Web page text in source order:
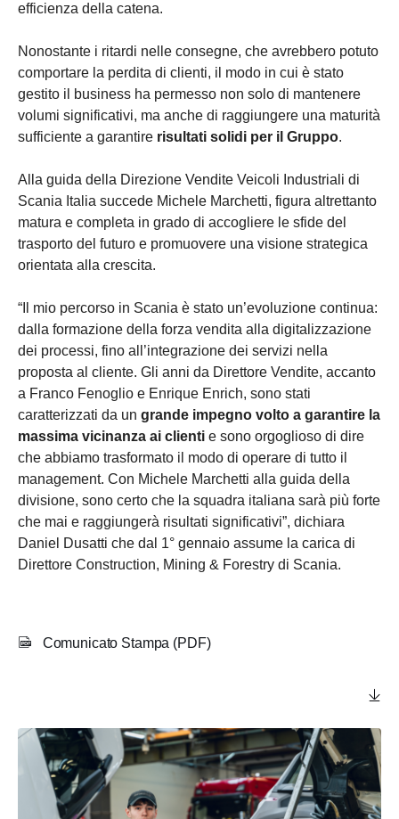
efficienza della catena.
Nonostante i ritardi nelle consegne, che avrebbero potuto
comportare la perdita di clienti, il modo in cui è stato
gestito il business ha permesso non solo di mantenere
volumi significativi, ma anche di raggiungere una maturità
sufficiente a garantire risultati solidi per il Gruppo.
Alla guida della Direzione Vendite Veicoli Industriali di
Scania Italia succede Michele Marchetti, figura altrettanto
matura e completa in grado di accogliere le sfide del
trasporto del futuro e promuovere una visione strategica
orientata alla crescita.
“Il mio percorso in Scania è stato un’evoluzione continua:
dalla formazione della forza vendita alla digitalizzazione
dei processi, fino all’integrazione dei servizi nella
proposta al cliente. Gli anni da Direttore Vendite, accanto
a Franco Fenoglio e Enrique Enrich, sono stati
caratterizzati da un grande impegno volto a garantire la
massima vicinanza ai clienti e sono orgoglioso di dire
che abbiamo trasformato il modo di operare di tutto il
management. Con Michele Marchetti alla guida della
divisione, sono certo che la squadra italiana sarà più forte
che mai e raggiungerà risultati significativi”, dichiara
Daniel Dusatti che dal 1° gennaio assume la carica di
Direttore Construction, Mining & Forestry di Scania.
Comunicato Stampa (PDF)